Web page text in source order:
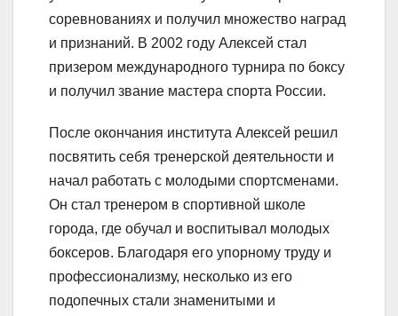
соревнованиях и получил множество наград
и признаний. В 2002 году Алексей стал
призером международного турнира по боксу
и получил звание мастера спорта России.
После окончания института Алексей решил
посвятить себя тренерской деятельности и
начал работать с молодыми спортсменами.
Он стал тренером в спортивной школе
города, где обучал и воспитывал молодых
боксеров. Благодаря его упорному труду и
профессионализму, несколько из его
подопечных стали знаменитыми и